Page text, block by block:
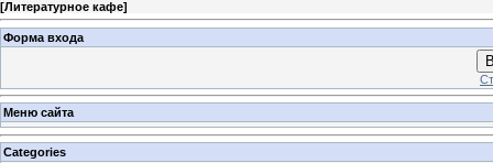
[Литературное кафе]
Форма входа
Меню сайта
Categories